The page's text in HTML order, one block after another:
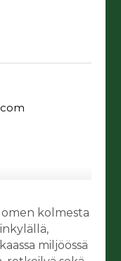
kolmesta
miljöössä